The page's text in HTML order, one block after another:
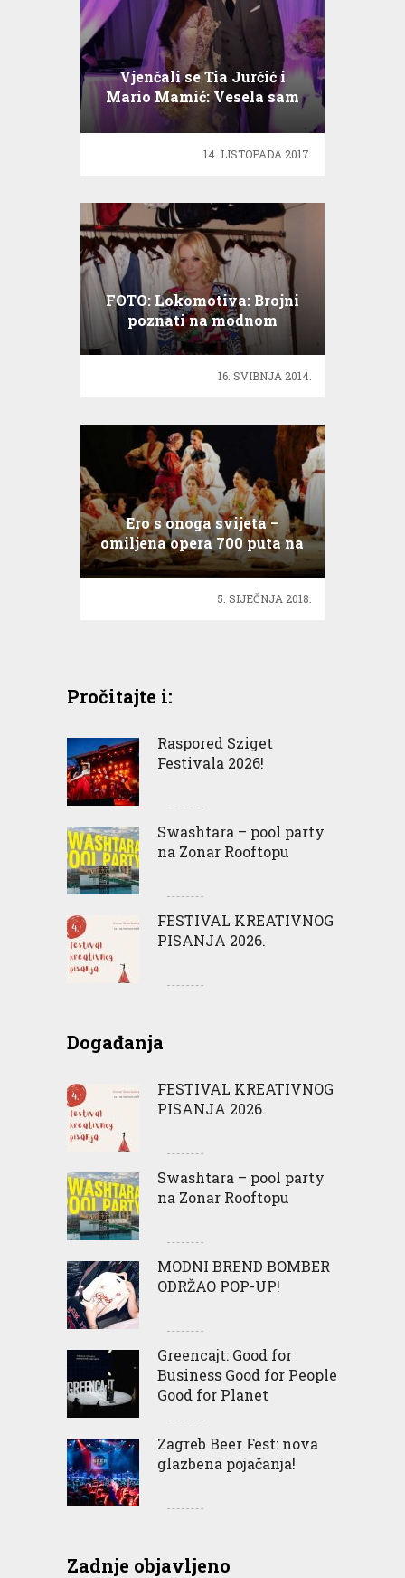
Vjenčali se Tia Jurčić i
Mario Mamić: Vesela sam
14. LISTOPADA 2017.
FOTO: Lokomotiva: Brojni
poznati na modnom
druženju!
16. SVIBNJA 2014.
Ero s onoga svijeta –
omiljena opera 700 puta na
sceni HNK
5. SIJEČNJA 2018.
Pročitajte i:
Raspored Sziget
Festivala 2026!
Swashtara – pool party
na Zonar Rooftopu
FESTIVAL KREATIVNOG
PISANJA 2026.
Događanja
FESTIVAL KREATIVNOG
PISANJA 2026.
Swashtara – pool party
na Zonar Rooftopu
MODNI BREND BOMBER
ODRŽAO POP-UP!
Greencajt: Good for
Business Good for People
Good for Planet
Zagreb Beer Fest: nova
glazbena pojačanja!
Zadnje objavljeno